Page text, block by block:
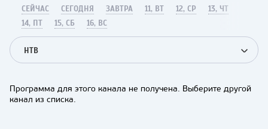
СЕЙЧАС СЕГОДНЯ ЗАВТРА 11, ВТ 12, СР
13, ЧТ
14, ПТ
15, СБ 16, ВС
НТВ
Программа для этого канала не получена. Выберите другой
канал из списка.